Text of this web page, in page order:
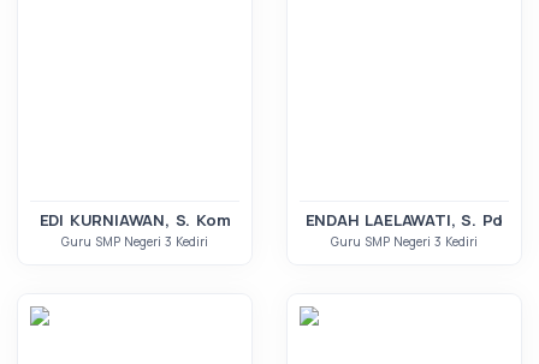
EDI KURNIAWAN, S. Kom
Guru SMP Negeri 3 Kediri
ENDAH LAELAWATI, S. Pd
Guru SMP Negeri 3 Kediri